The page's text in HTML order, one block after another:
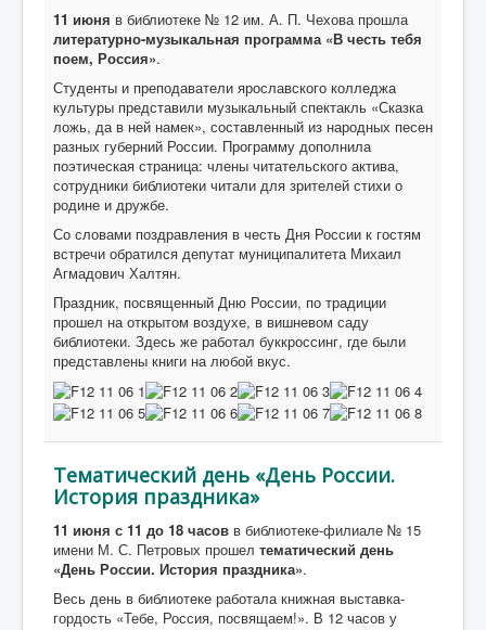
11 июня в библиотеке № 12 им. А. П. Чехова прошла
литературно-музыкальная программа «В честь тебя
поем, Россия».
Студенты и преподаватели ярославского колледжа
культуры представили музыкальный спектакль «Сказка
ложь, да в ней намек», составленный из народных песен
разных губерний России. Программу дополнила
поэтическая страница: члены читательского актива,
сотрудники библиотеки читали для зрителей стихи о
родине и дружбе.
Со словами поздравления в честь Дня России к гостям
встречи обратился депутат муниципалитета Михаил
Агмадович Халтян.
Праздник, посвященный Дню России, по традиции
прошел на открытом воздухе, в вишневом саду
библиотеки. Здесь же работал буккроссинг, где были
представлены книги на любой вкус.
Тематический день «День России.
История праздника»
11 июня с 11 до 18 часов в библиотеке-филиале № 15
имени М. С. Петровых прошел тематический день
«День России. История праздника».
Весь день в библиотеке работала книжная выставка-
гордость «Тебе, Россия, посвящаем!». В 12 часов у